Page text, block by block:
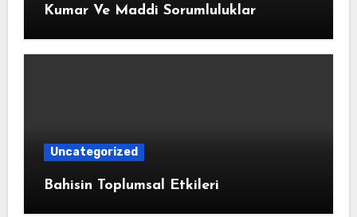
Kumar Ve Maddi Sorumluluklar
Uncategorized
Bahisin Toplumsal Etkileri